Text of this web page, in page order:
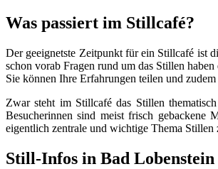
Was passiert im Stillcafé?
Der geeignetste Zeitpunkt für ein Stillcafé ist
schon vorab Fragen rund um das Stillen
Sie können Ihre Erfahrungen teilen und zudem
Zwar steht im Stillcafé das Stillen
Besucherinnen sind meist frisch gebackene
eigentlich zentrale und wichtige Thema Stillen
Still-Infos in Bad Lobenstein